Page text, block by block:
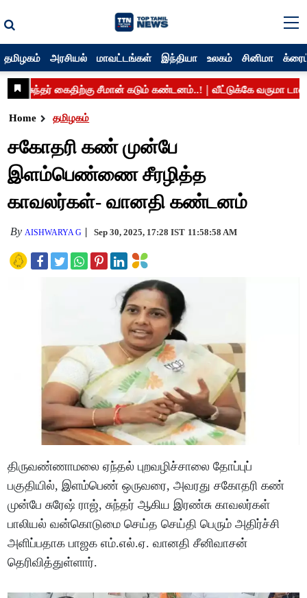
தமிழகம் அரசியல் மாவட்டங்கள் இந்தியா உலகம் சினிமா
Home தமிழகம்
சகோதரி கண் முன்பே
இளம்பெண்ணை சீரழித்த
காவலர்கள்- வானதி கண்டனம்
By AISHWARYA G Sep 30, 2025, 17:28 IST 11:58:58 AM
திருவண்ணாமலை ஏந்தல் புறவழிச்சாலை தோப்புப்
பகுதியில், இளம்பெண் ஒருவரை, அவரது சகோதரி கண்
முன்பே சுரேஷ் ராஜ், சுந்தர் ஆகிய இரண்சு காவலர்கள்
பாலியல் வன்கொடுமை செய்த செய்தி பெரும் அதிர்ச்சி
அளிப்பதாக பாஜக எம்.எல்.ஏ. வானதி சீனிவாசன்
தெரிவித்துள்ளார்.